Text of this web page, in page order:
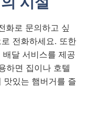
화로 문의하고 싶
전화하세요. 또한
달 서비스를 제공
하면 집이나 호텔
맛있는 햄버거를 즐